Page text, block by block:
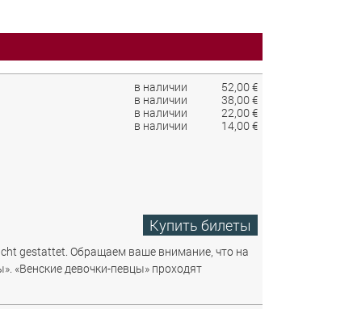
в наличии
52,00 €
в наличии
38,00 €
в наличии
22,00 €
в наличии
14,00 €
Купить билеты
gestattet. Обращаем ваше внимание, что на
«Венские девочки-певцы» проходят